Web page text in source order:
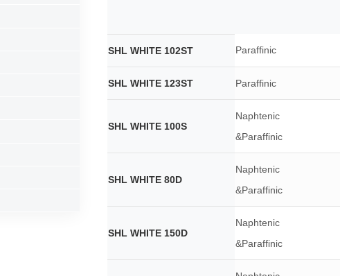
SHL WHITE 102ST Paraffinic
SHL WHITE 123ST Paraffinic
SHL WHITE 100S
Naphtenic
&Paraffinic
SHL WHITE 80D
Naphtenic
&Paraffinic
SHL WHITE 150D
Naphtenic
&Paraffinic